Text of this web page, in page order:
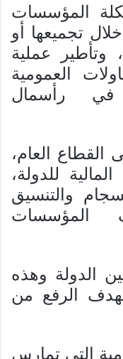
المؤسسات
تجميعها أو
وتأطير عملية
العمومية
في رأسمال
القطاع العام،
للدولة،
والتنسيق
المؤسسات
الدولة وهذه
الرفع من
التي تمارس